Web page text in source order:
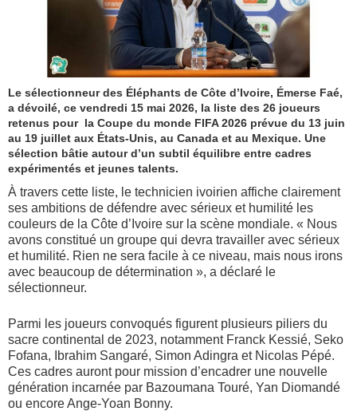
Le sélectionneur des Éléphants de Côte d’Ivoire, Émerse Faé,
a dévoilé, ce vendredi 15 mai 2026, la liste des 26 joueurs
retenus pour la Coupe du monde FIFA 2026 prévue du 13 juin
au 19 juillet aux États-Unis, au Canada et au Mexique. Une
sélection bâtie autour d’un subtil équilibre entre cadres
expérimentés et jeunes talents.
À travers cette liste, le technicien ivoirien affiche clairement
ses ambitions de défendre avec sérieux et humilité les
couleurs de la Côte d’Ivoire sur la scène mondiale. « Nous
avons constitué un groupe qui devra travailler avec sérieux
et humilité. Rien ne sera facile à ce niveau, mais nous irons
avec beaucoup de détermination », a déclaré le
sélectionneur.
Parmi les joueurs convoqués figurent plusieurs piliers du
sacre continental de 2023, notamment Franck Kessié, Seko
Fofana, Ibrahim Sangaré, Simon Adingra et Nicolas Pépé.
Ces cadres auront pour mission d’encadrer une nouvelle
génération incarnée par Bazoumana Touré, Yan Diomandé
ou encore Ange-Yoan Bonny.